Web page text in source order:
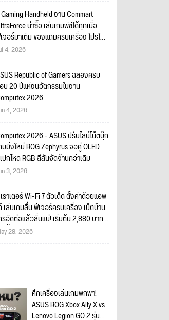
Handheld งาน Commart
น่าซื้อ เล่นเกมพีซีได้ทุกเมื่อ
จอร์มาเต็ม ของแถมครบเครื่อง โปรโม
จัดเต็ม เกมเมอร์คนไหนอยากโดนต้อง
4, 2026
Republic of Gamers ฉลองครบ
บ 20 ปีแห่งนวัตกรรมในงาน
2026
4, 2026
2026 - ASUS ปรับไลน์โน้ตบุ๊ก
มมิ่งใหม่ ROG Zephyrus จอคู่ OLED
ปกโหด RGB สีสันจัดจ้านกว่าเดิม
3, 2026
ราเตอร์ Wi-Fi 7 ตัวเด็ด ตั้งค่าด้วยแอพ
เล่นเกมลื่น ฟีเจอร์ครบเครื่อง เน็ตบ้าน
รอืดต่อแล้วลื่นแน่! เริ่มต้น 2,880 บาท
านั้น!28, 2026
ศึกเครื่องเล่นเกมพกพา!
ASUS ROG Xbox Ally X vs
Lenovo Legion GO 2 รุ่น